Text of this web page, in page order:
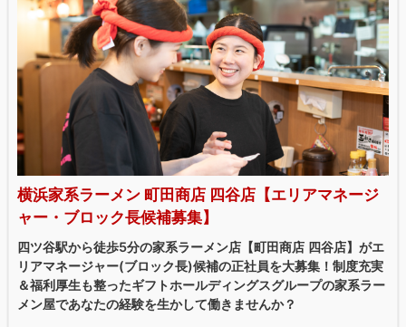
横浜家系ラーメン 町田商店 四谷店【エリアマネージ
ャー・ブロック長候補募集】
四ツ谷駅から徒歩5分の家系ラーメン店【町田商店 四谷店】がエ
リアマネージャー(ブロック長)候補の正社員を大募集！制度充実
＆福利厚生も整ったギフトホールディングスグループの家系ラー
メン屋であなたの経験を生かして働きませんか？